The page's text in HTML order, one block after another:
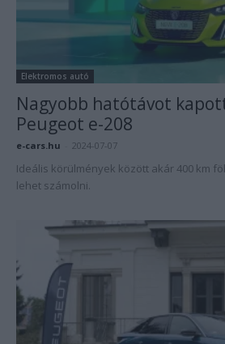
Elektromos autó
Nagyobb hatótávot
Peugeot e-208
e-cars.hu 2024-07-07
Ideális körülmények között akár 400 km
lehet számolni.